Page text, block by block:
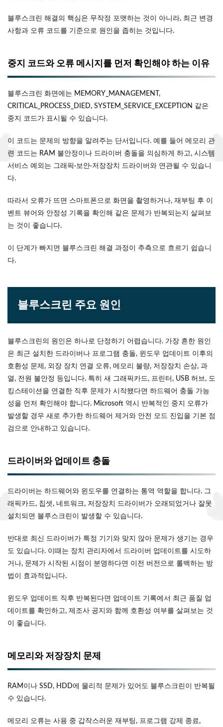
블루스크린 해결의 핵심은 무작정 포맷하는 것이 아니라, 최근 변경
사항과 오류 코드를 기준으로 원인을 좁히는 것입니다.
중지 코드와 오류 메시지를 먼저 확인해야 하는 이유
블루스크린 화면에는 MEMORY_MANAGEMENT,
CRITICAL_PROCESS_DIED, SYSTEM_SERVICE_EXCEPTION 같은
중지 코드가 표시될 수 있습니다.
이 코드는 문제의 방향을 알려주는 단서입니다. 예를 들어 메모리 관
련 코드는 RAM 불안정이나 드라이버 충돌을 의심하게 하고, 시스템
서비스 예외는 그래픽·보안·저장장치 드라이버와 연관될 수 있습니
다.
따라서 오류가 뜨면 스마트폰으로 화면을 촬영하거나, 재부팅 후 이
벤트 뷰어와 안정성 기록을 확인해 같은 문제가 반복되는지 살펴보
는 것이 좋습니다.
이 단계가 빠지면 블루스크린 해결 과정이 추측으로 흐르기 쉽습니
다.
블루스크린 주요 원인
블루스크린의 원인은 하나로 단정하기 어렵습니다. 가장 흔한 원인
은 최근 설치한 드라이버나 프로그램 충돌, 윈도우 업데이트 이후의
호환성 문제, 외장 장치 연결 오류, 메모리 불량, 저장장치 손상, 과
열, 전원 불안정 등입니다. 특히 새 그래픽카드, 프린터, USB 허브, 도
킹스테이션을 연결한 직후 문제가 시작됐다면 하드웨어 충돌 가능
성을 먼저 확인해야 합니다. Microsoft 역시 반복적인 중지 오류가
발생할 경우 새로 추가한 하드웨어 제거와 안전 모드 진입을 기본 점
검으로 안내하고 있습니다.
드라이버와 업데이트 충돌
드라이버는 하드웨어와 윈도우를 연결하는 통역 역할을 합니다. 그
래픽카드, 칩셋, 네트워크, 저장장치 드라이버가 오래되었거나 잘못
설치되면 블루스크린이 발생할 수 있습니다.
반대로 최신 드라이버가 특정 기기와 맞지 않아 문제가 생기는 경우
도 있습니다. 이때는 장치 관리자에서 드라이버 업데이트를 시도하
거나, 문제가 시작된 시점이 분명하다면 이전 버전으로 롤백하는 방
법이 효과적입니다.
윈도우 업데이트 직후 반복된다면 업데이트 기록에서 최근 품질 업
데이트를 확인하고, 제조사 공지와 함께 호환성 여부를 살펴보는 것
이 좋습니다.
메모리와 저장장치 문제
RAM이나 SSD, HDD에 물리적 문제가 있어도 블루스크린이 반복될
수 있습니다.
메모리 오류는 사용 중 갑작스러운 재부팅, 프로그램 강제 종료,